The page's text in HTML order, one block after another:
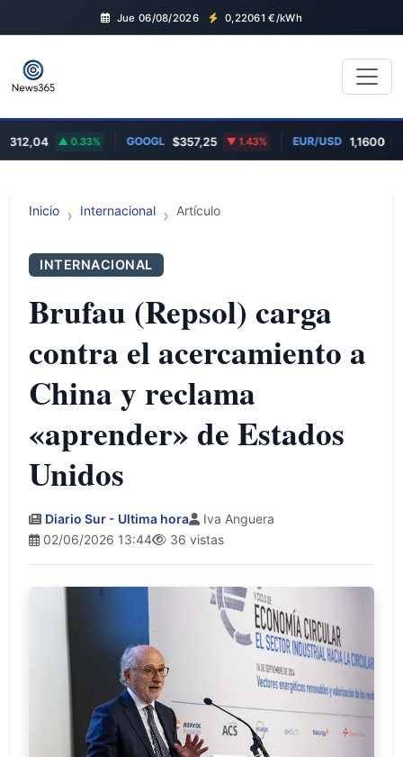
Jue 06/08/2026 0,22061 €/kWh
0.33% GOOGL $357,25 1.43% EUR/USD 1,1600
Inicio Internacional Artículo
INTERNACIONAL
Brufau (Repsol) carga
contra el acercamiento a
China y reclama
«aprender» de Estados
Unidos
Diario Sur - Ultima hora
Iva Anguera
02/06/2026 13:44
36 vistas